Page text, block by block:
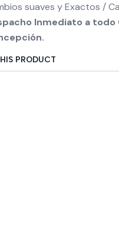
suaves y Exactos /
Inmediato a
PRODUCT